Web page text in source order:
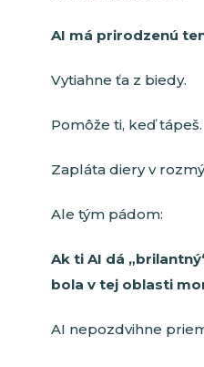
AI má prirodzenú
Vytiahne ťa z biedy.
Pomôže ti, keď tápeš.
Zapláta diery v
Ale tým pádom:
Ak ti AI dá
bola v tej oblasti
AI nepozdvihne